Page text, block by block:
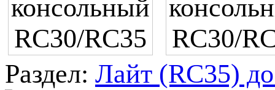
Раздел: Лайт (RC35)